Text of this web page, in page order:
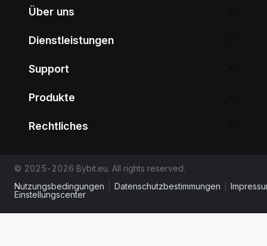
Über uns
Dienstleistungen
Support
Produkte
Rechtliches
© 2025-2026 Bybit.eu. All rights reserved.
Nutzungsbedingungen
Datenschutzbestimmungen
Einstellungscenter